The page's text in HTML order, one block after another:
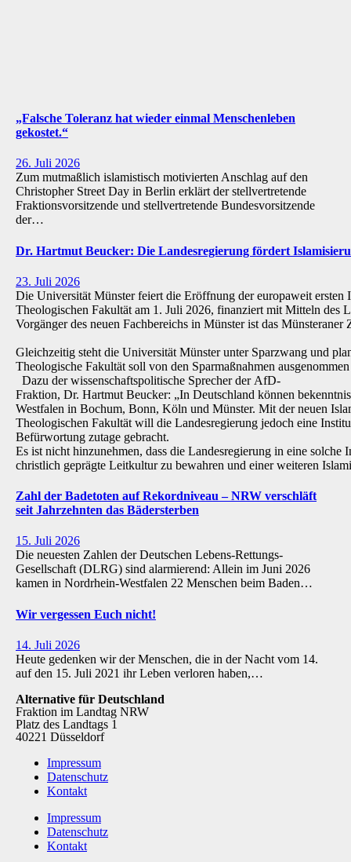
„Falsche Toleranz hat wieder einmal Menschenleben
gekostet.“
26. Juli 2026
Zum mutmaßlich islamistisch motivierten Anschlag auf den
Christopher Street Day in Berlin erklärt der stellvertretende
Fraktionsvorsitzende und stellvertretende Bundesvorsitzende
der…
Dr. Hartmut Beucker: Die Landesregierung fördert
23. Juli 2026
Die Universität Münster feiert die Eröffnung der europaweit ersten
Theologischen Fakultät am 1. Juli 2026, finanziert mit Mitteln des
Vorgänger des neuen Fachbereichs in Münster ist das
Gleichzeitig steht die Universität Münster unter Sparzwang und
Theologische Fakultät soll von den Sparmaßnahmen
Dazu der wissenschaftspolitische Sprecher der AfD-
Fraktion, Dr. Hartmut Beucker: „In Deutschland können
Westfalen in Bochum, Bonn, Köln und Münster. Mit der neuen
Theologischen Fakultät will die Landesregierung jedoch eine
Befürwortung zutage gebracht.
Es ist nicht hinzunehmen, dass die Landesregierung in eine
christlich geprägte Leitkultur zu bewahren und einer weiteren
Zahl der Badetoten auf Rekordniveau – NRW verschläft
seit Jahrzehnten das Bädersterben
15. Juli 2026
Die neuesten Zahlen der Deutschen Lebens-Rettungs-
Gesellschaft (DLRG) sind alarmierend: Allein im Juni 2026
kamen in Nordrhein-Westfalen 22 Menschen beim Baden…
Wir vergessen Euch nicht!
14. Juli 2026
Heute gedenken wir der Menschen, die in der Nacht vom 14.
auf den 15. Juli 2021 ihr Leben verloren haben,…
Alternative für Deutschland
Fraktion im Landtag NRW
Platz des Landtags 1
40221 Düsseldorf
Impressum
Datenschutz
Kontakt
Impressum
Datenschutz
Kontakt